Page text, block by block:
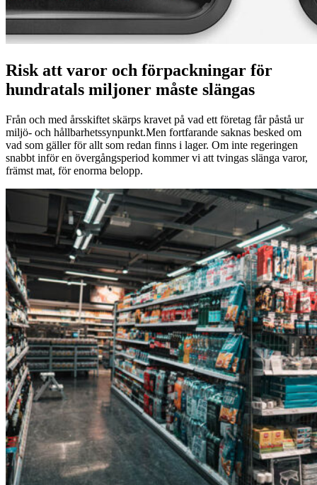
Risk att varor och förpackningar för
hundratals miljoner måste slängas
Från och med årsskiftet skärps kravet på vad ett företag får påstå ur
miljö- och hållbarhetssynpunkt.Men fortfarande saknas besked om
vad som gäller för allt som redan finns i lager. Om inte regeringen
snabbt inför en övergångsperiod kommer vi att tvingas slänga varor,
främst mat, för enorma belopp.